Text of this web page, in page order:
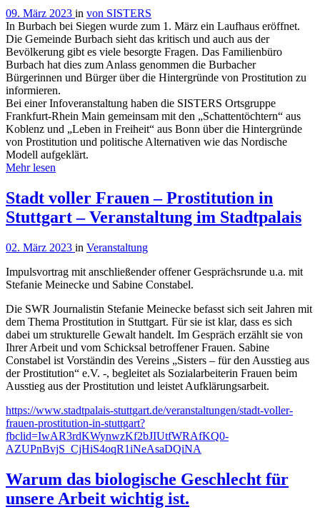
09. März 2023 in von SISTERS
In Burbach bei Siegen wurde zum 1. März ein Laufhaus eröffnet.
Die Gemeinde Burbach sieht das kritisch und auch aus der
Bevölkerung gibt es viele besorgte Fragen. Das Familienbüro
Burbach hat dies zum Anlass genommen die Burbacher
Bürgerinnen und Bürger über die Hintergründe von Prostitution zu
informieren.
Bei einer Infoveranstaltung haben die SISTERS Ortsgruppe
Frankfurt-Rhein Main gemeinsam mit den „Schattentöchtern“ aus
Koblenz und „Leben in Freiheit“ aus Bonn über die Hintergründe
von Prostitution und politische Alternativen wie das Nordische
Modell aufgeklärt.
Mehr lesen
Stadt voller Frauen – Prostitution in
Stuttgart – Veranstaltung im Stadtpalais
02. März 2023 in Veranstaltung
Impulsvortrag mit anschließender offener Gesprächsrunde u.a. mit
Stefanie Meinecke und Sabine Constabel.
Die SWR Journalistin Stefanie Meinecke befasst sich seit Jahren mit
dem Thema Prostitution in Stuttgart. Für sie ist klar, dass es sich
dabei um strukturelle Gewalt handelt. Im Gespräch erzählt sie von
Ihrer Arbeit und vom Schicksal betroffener Frauen. Sabine
Constabel ist Vorständin des Vereins „Sisters – für den Ausstieg aus
der Prostitution“ e.V. -, begleitet als Sozialarbeiterin Frauen beim
Ausstieg aus der Prostitution und leistet Aufklärungsarbeit.
https://www.stadtpalais-stuttgart.de/veranstaltungen/stadt-voller-
frauen-prostitution-in-stuttgart?
fbclid=IwAR3rdKWynwzKf2bJIUtfWRAfKQ0-
AZUPnBvjS_CjHiS4oqR1iNeAsaDQiNA
Warum das biologische Geschlecht für
unsere Arbeit wichtig ist.